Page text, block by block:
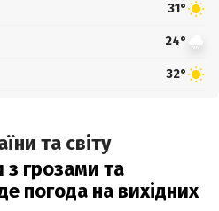
31°
24°
32°
та світу
з грозами та
погода на вихідних